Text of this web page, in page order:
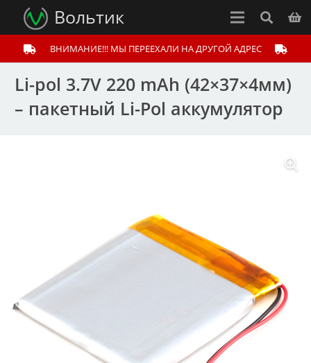
Вольтик
ВНИМАНИЕ!!! МЫ ПЕРЕЕХАЛИ НА ДРУГОЙ АДРЕС
Li-pol 3.7V 220 mAh (42×37×4мм)
– пакетный Li-Pol аккумулятор